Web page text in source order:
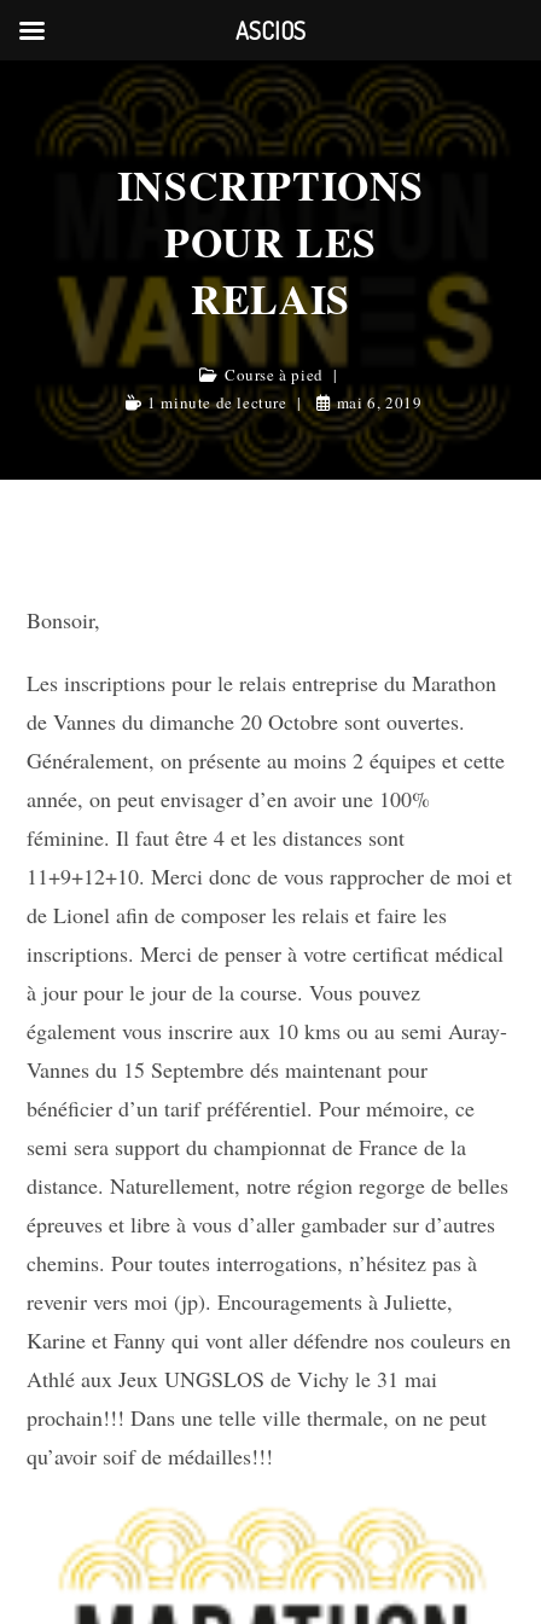
content
INSCRIPTIONS
POUR LES
RELAIS
Course à pied
1 minute de lecture
mai 6, 2019
Bonsoir,
Les inscriptions pour le relais entreprise du Marathon
de Vannes du dimanche 20 Octobre sont ouvertes.
Généralement, on présente au moins 2 équipes et cette
année, on peut envisager d’en avoir une 100%
féminine. Il faut être 4 et les distances sont
11+9+12+10. Merci donc de vous rapprocher de moi et
de Lionel afin de composer les relais et faire les
inscriptions. Merci de penser à votre certificat médical
à jour pour le jour de la course. Vous pouvez
également vous inscrire aux 10 kms ou au semi Auray-
Vannes du 15 Septembre dés maintenant pour
bénéficier d’un tarif préférentiel. Pour mémoire, ce
semi sera support du championnat de France de la
distance. Naturellement, notre région regorge de belles
épreuves et libre à vous d’aller gambader sur d’autres
chemins. Pour toutes interrogations, n’hésitez pas à
revenir vers moi (jp). Encouragements à Juliette,
Karine et Fanny qui vont aller défendre nos couleurs en
Athlé aux Jeux UNGSLOS de Vichy le 31 mai
prochain!!! Dans une telle ville thermale, on ne peut
qu’avoir soif de médailles!!!
ASCIOS